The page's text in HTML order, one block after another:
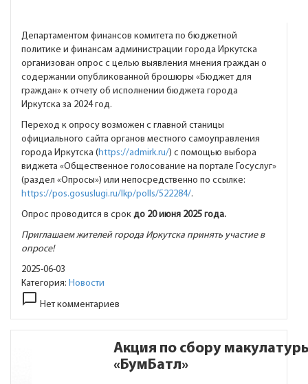
Департаментом финансов комитета по бюджетной
политике и финансам администрации города Иркутска
организован опрос с целью выявления мнения граждан о
содержании опубликованной брошюры «Бюджет для
граждан» к отчету об исполнении бюджета города
Иркутска за 2024 год.
Переход к опросу возможен с главной станицы
официального сайта органов местного самоуправления
города Иркутска (https://admirk.ru/) с помощью выбора
виджета «Общественное голосование на портале Госуслуг»
(раздел «Опросы») или непосредственно по ссылке:
https://pos.gosuslugi.ru/lkp/polls/522284/.
Опрос проводится в срок до 20 июня 2025 года.
Приглашаем жителей города Иркутска принять участие в
опросе!
2025-06-03
Категория: Новости
chat_bubble_outline Нет комментариев
Акция по сбору
«БумБатл»